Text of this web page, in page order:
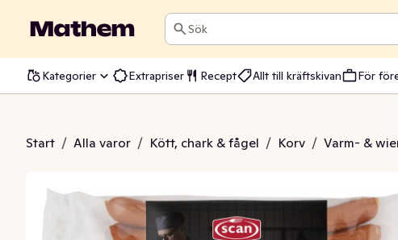
Sök
Kategorier Extrapriser Recept Allt till kräftskivan För
Start / Alla varor / Kött, chark & fågel / Korv / Varm- &
Kötthalt 80% 6-p